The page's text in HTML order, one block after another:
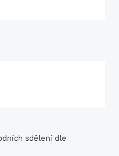
sdělení dle